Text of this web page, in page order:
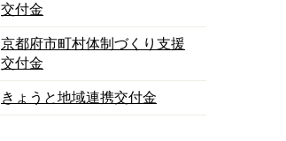
交付金
京都府市町村体制づくり支援
交付金
きょうと地域連携交付金